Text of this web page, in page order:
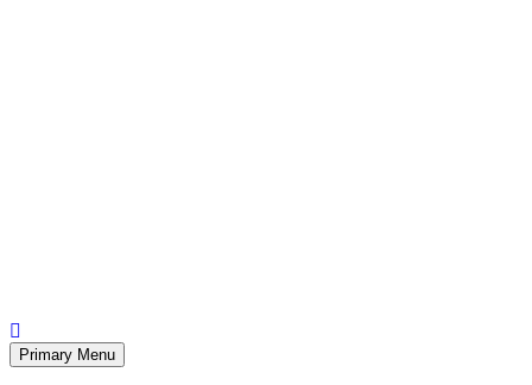
Primary Menu